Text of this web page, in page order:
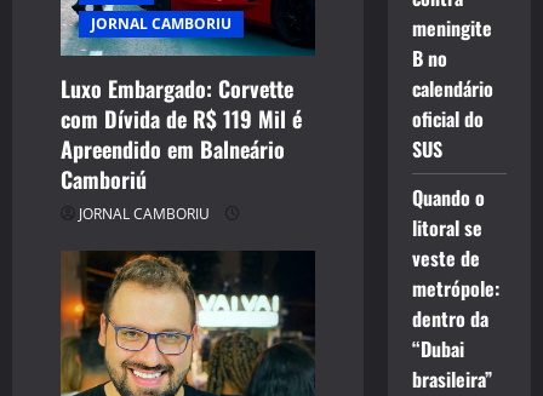
JORNAL CAMBORIU
Luxo Embargado: Corvette
com Dívida de R$ 119 Mil é
Apreendido em Balneário
Camboriú
JORNAL CAMBORIU
meningite
B no
calendário
oficial do
SUS
Quando o
litoral se
veste de
metrópole:
dentro da
“Dubai
brasileira”